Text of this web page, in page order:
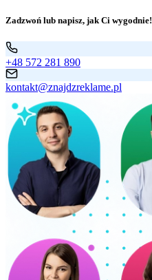
Zadzwoń lub napisz, jak Ci wygodnie!
+48 572 281 890
kontakt@znajdzreklame.pl